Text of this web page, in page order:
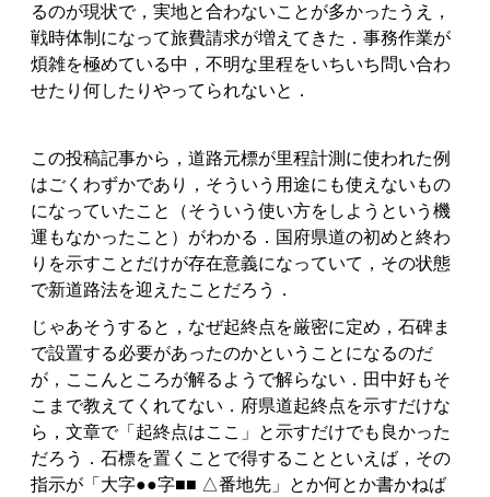
るのが現状で，実地と合わないことが多かったうえ，
戦時体制になって旅費請求が増えてきた．事務作業が
煩雑を極めている中，不明な里程をいちいち問い合わ
せたり何したりやってられないと．
この投稿記事から，道路元標が里程計測に使われた例
はごくわずかであり，そういう用途にも使えないもの
になっていたこと（そういう使い方をしようという機
運もなかったこと）がわかる．国府県道の初めと終わ
りを示すことだけが存在意義になっていて，その状態
で新道路法を迎えたことだろう．
じゃあそうすると，なぜ起終点を厳密に定め，石碑ま
で設置する必要があったのかということになるのだ
が，ここんところが解るようで解らない．田中好もそ
こまで教えてくれてない．府県道起終点を示すだけな
ら，文章で「起終点はここ」と示すだけでも良かった
だろう．石標を置くことで得することといえば，その
指示が「大字●●字■■ △番地先」とか何とか書かねば